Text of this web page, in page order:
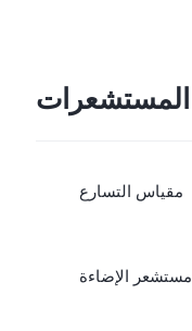
المستشعرات
مقياس التسارع
مستشعر الإضاءة